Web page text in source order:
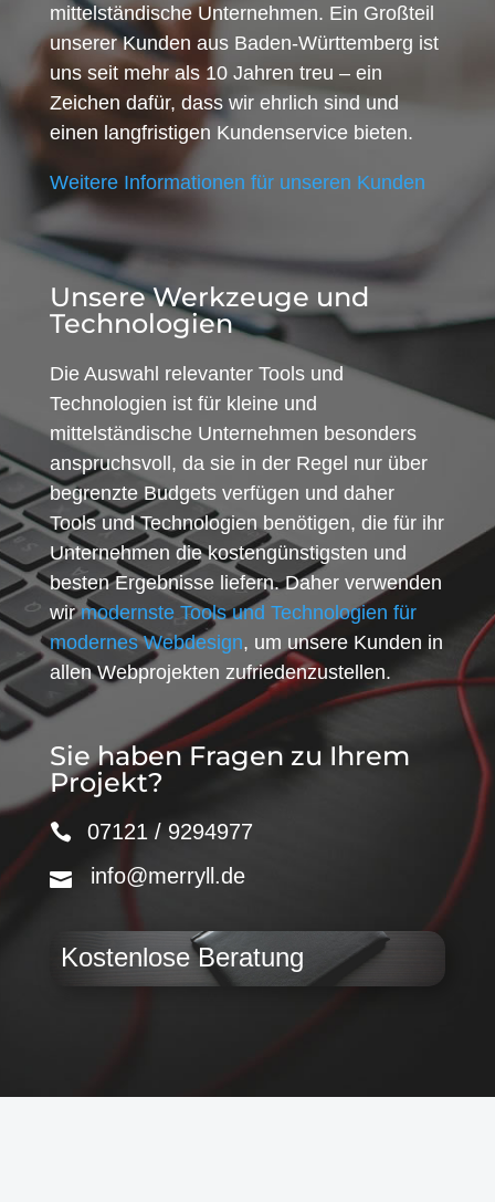
mittelständische Unternehmen. Ein Großteil
unserer Kunden aus Baden-Württemberg ist
uns seit mehr als 10 Jahren treu – ein
Zeichen dafür, dass wir ehrlich sind und
einen langfristigen Kundenservice bieten.
Weitere Informationen für unseren Kunden
Unsere Werkzeuge und
Technologien
Die Auswahl relevanter Tools und
Technologien ist für kleine und
mittelständische Unternehmen besonders
anspruchsvoll, da sie in der Regel nur über
begrenzte Budgets verfügen und daher
Tools und Technologien benötigen, die für ihr
Unternehmen die kostengünstigsten und
besten Ergebnisse liefern. Daher verwenden
wirmodernste Tools und Technologien für
modernes Webdesign, um unsere Kunden in
allen Webprojekten zufriedenzustellen.
Sie haben Fragen zu Ihrem
Projekt?
07121 / 9294977
info@merryll.de
Kostenlose Beratung